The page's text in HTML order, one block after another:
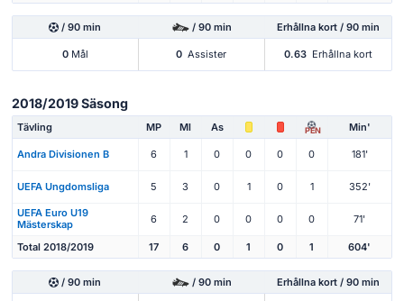
/ 90 min / 90 min Erhållna kort / 90 min
0Mål 0 Assister 0.63 Erhållna kort
2018/2019 Säsong
Tävling MP Ml As PEN Min'
Andra Divisionen B 6 1 0 0 0 0 181'
UEFA Ungdomsliga 5 3 0 1 0 1 352'
UEFA Euro U19
Mästerskap
6 2 0 0 0 0 71'
Total 2018/2019 17 6 0 1 0 1 604'
/ 90 min / 90 min Erhållna kort / 90 min